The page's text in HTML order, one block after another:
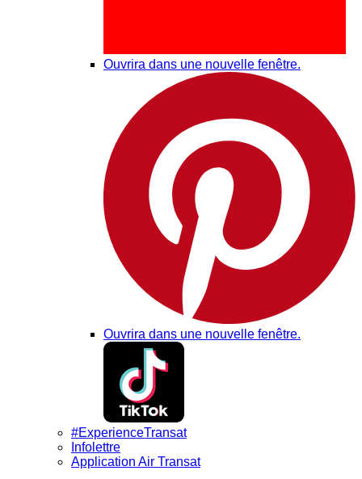
Ouvrira dans une nouvelle fenêtre.
Ouvrira dans une nouvelle fenêtre.
#ExperienceTransat
Infolettre
Application Air Transat